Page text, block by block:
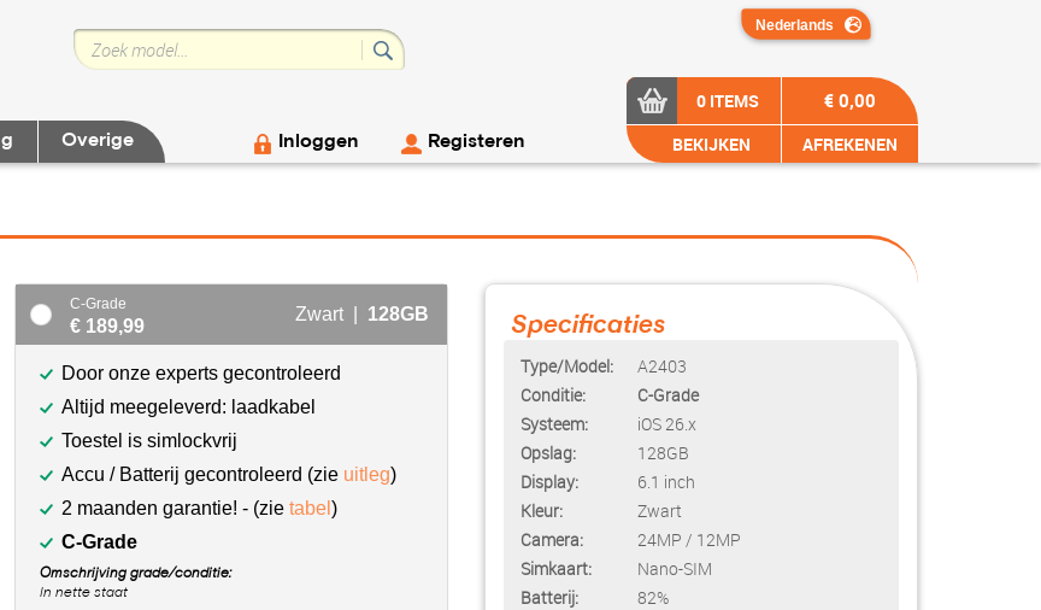
Overige Inloggen Registeren
0 ITEMS
BEKIJKEN
€ 0,00
AFREKENEN
C-Grade
€ 189,99
Zwart | 128GB
Door onze experts gecontroleerd
Altijd meegeleverd: laadkabel
Toestel is simlockvrij
Accu / Batterij gecontroleerd (zie uitleg)
2 maanden garantie! - (zie tabel )
C-Grade
Omschrijving grade/conditie:
In nette staat
Specificaties
Type/Model:
Conditie:
Systeem:
Opslag:
Display:
Kleur:
Camera:
Simkaart:
Batterij:
A2403
C-Grade
iOS 26.x
128GB
6.1 inch
Zwart
24MP / 12MP
Nano-SIM
82%